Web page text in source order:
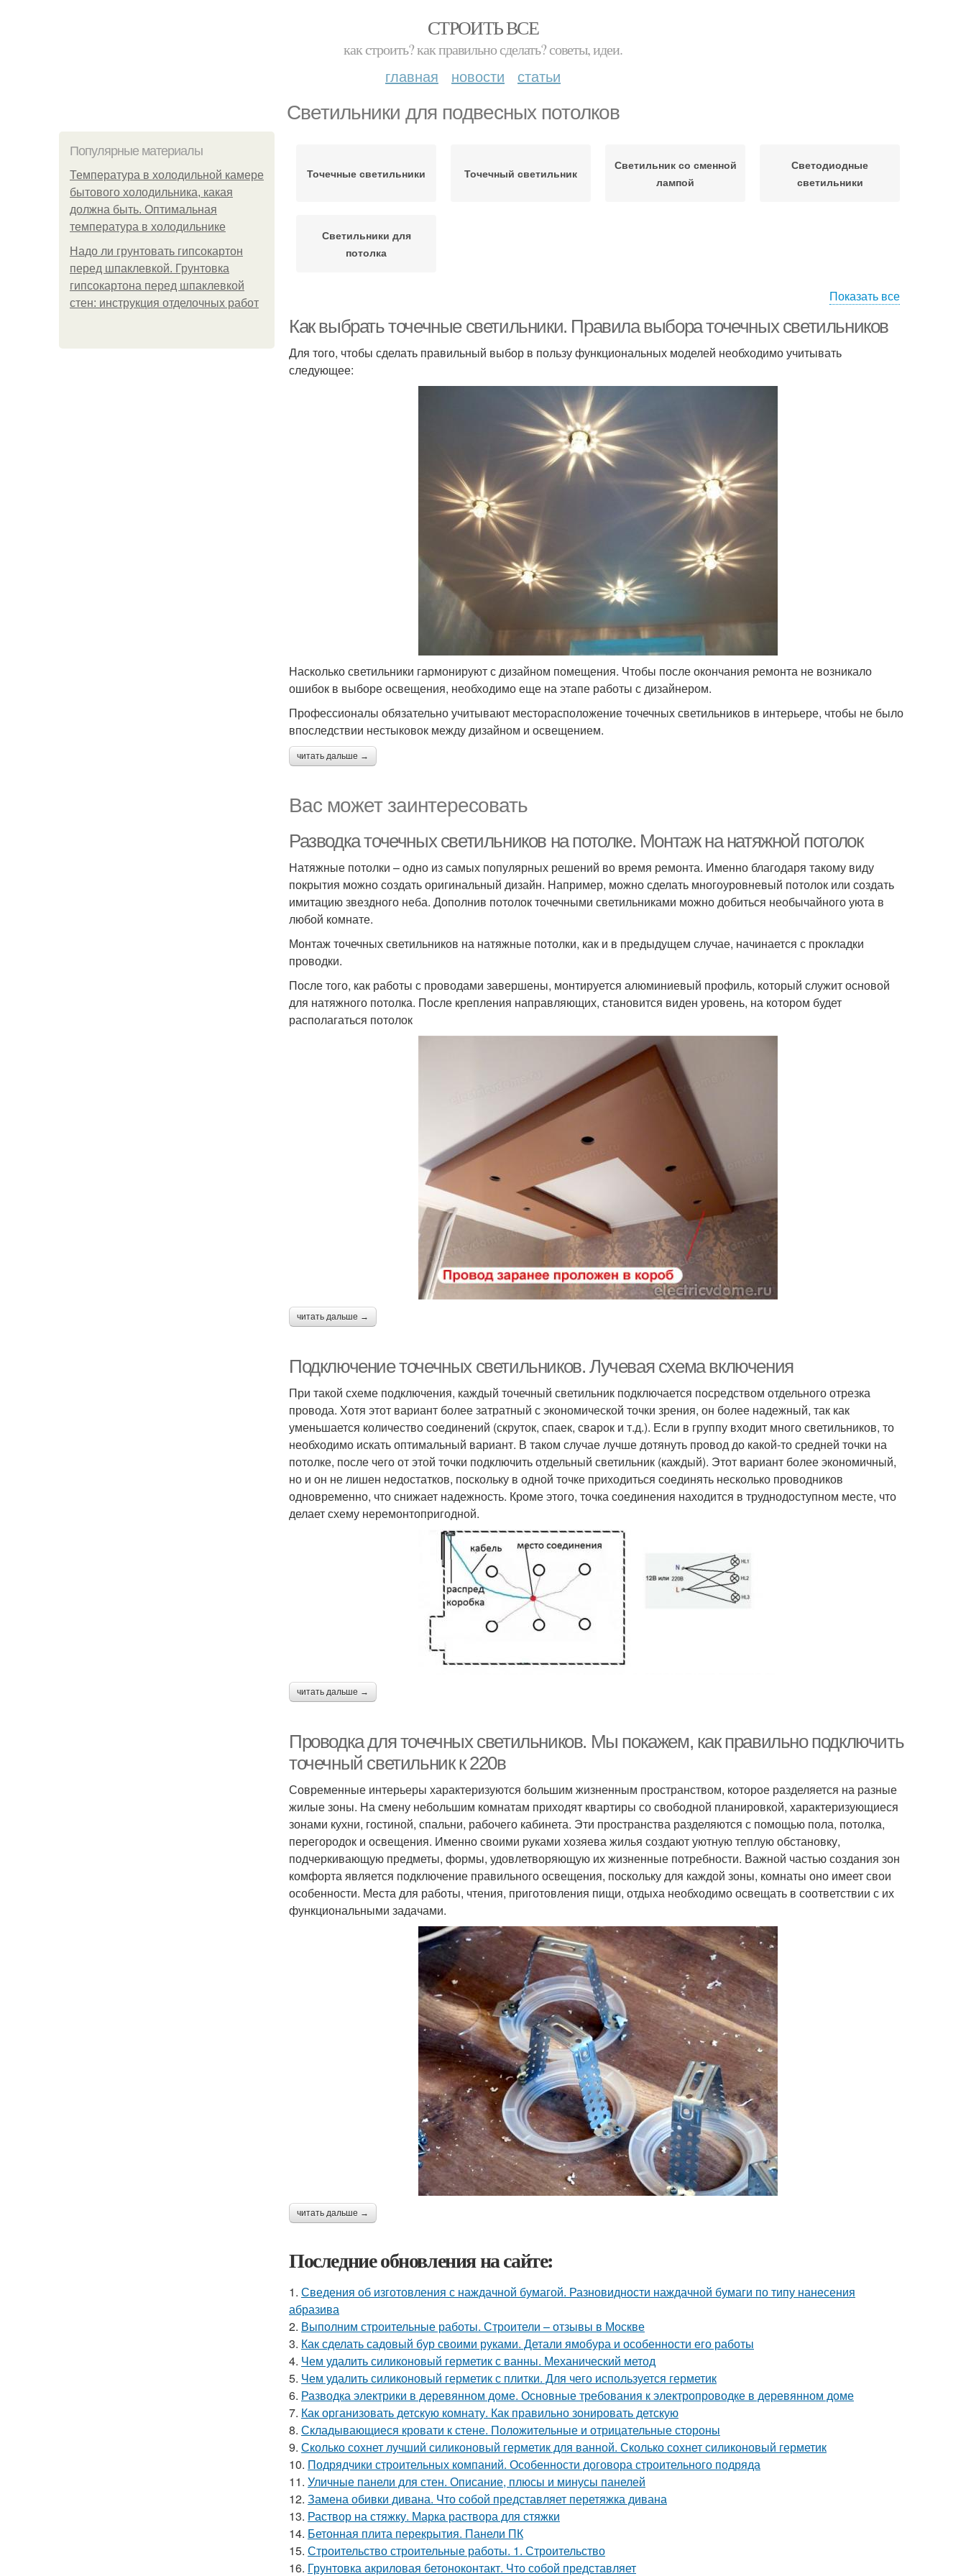
СТРОИТЬ ВСЕ
как строить? как правильно сделать? советы, идеи.
главная новости статьи
Светильники для подвесных потолков
Популярные материалы
Температура в холодильной камере
бытового холодильника, какая
должна быть. Оптимальная
температура в холодильнике
Надо ли грунтовать гипсокартон
перед шпаклевкой. Грунтовка
гипсокартона перед шпаклевкой
стен: инструкция отделочных работ
Точечные светильники Точечный светильник
Светильник со сменной
лампой
Светодиодные
светильники
Светильники для
потолка
Показать все
Как выбрать точечные светильники. Правила выбора точечных светильников
Для того, чтобы сделать правильный выбор в пользу функциональных моделей необходимо учитывать
следующее:
Насколько светильники гармонируют с дизайном помещения. Чтобы после окончания ремонта не возникало
ошибок в выборе освещения, необходимо еще на этапе работы с дизайнером.
Профессионалы обязательно учитывают месторасположение точечных светильников в интерьере, чтобы не было
впоследствии нестыковок между дизайном и освещением.
читать дальше →
Вас может заинтересовать
Разводка точечных светильников на потолке. Монтаж на натяжной потолок
Натяжные потолки – одно из самых популярных решений во время ремонта. Именно благодаря такому виду
покрытия можно создать оригинальный дизайн. Например, можно сделать многоуровневый потолок или создать
имитацию звездного неба. Дополнив потолок точечными светильниками можно добиться необычайного уюта в
любой комнате.
Монтаж точечных светильников на натяжные потолки, как и в предыдущем случае, начинается с прокладки
проводки.
После того, как работы с проводами завершены, монтируется алюминиевый профиль, который служит основой
для натяжного потолка. После крепления направляющих, становится виден уровень, на котором будет
располагаться потолок
читать дальше →
Подключение точечных светильников. Лучевая схема включения
При такой схеме подключения, каждый точечный светильник подключается посредством отдельного отрезка
провода. Хотя этот вариант более затратный с экономической точки зрения, он более надежный, так как
уменьшается количество соединений (скруток, спаек, сварок и т.д.). Если в группу входит много светильников, то
необходимо искать оптимальный вариант. В таком случае лучше дотянуть провод до какой-то средней точки на
потолке, после чего от этой точки подключить отдельный светильник (каждый). Этот вариант более экономичный,
но и он не лишен недостатков, поскольку в одной точке приходиться соединять несколько проводников
одновременно, что снижает надежность. Кроме этого, точка соединения находится в труднодоступном месте, что
делает схему неремонтопригодной.
читать дальше →
Проводка для точечных светильников. Мы покажем, как правильно подключить
точечный светильник к 220в
Современные интерьеры характеризуются большим жизненным пространством, которое разделяется на разные
жилые зоны. На смену небольшим комнатам приходят квартиры со свободной планировкой, характеризующиеся
зонами кухни, гостиной, спальни, рабочего кабинета. Эти пространства разделяются с помощью пола, потолка,
перегородок и освещения. Именно своими руками хозяева жилья создают уютную теплую обстановку,
подчеркивающую предметы, формы, удовлетворяющую их жизненные потребности. Важной частью создания зон
комфорта является подключение правильного освещения, поскольку для каждой зоны, комнаты оно имеет свои
особенности. Места для работы, чтения, приготовления пищи, отдыха необходимо освещать в соответствии с их
функциональными задачами.
читать дальше →
Последние обновления на сайте:
1. Сведения об изготовления с наждачной бумагой. Разновидности наждачной бумаги по типу нанесения
абразива
2. Выполним строительные работы. Строители – отзывы в Москве
3. Как сделать садовый бур своими руками. Детали ямобура и особенности его работы
4. Чем удалить силиконовый герметик с ванны. Механический метод
5. Чем удалить силиконовый герметик с плитки. Для чего используется герметик
6. Разводка электрики в деревянном доме. Основные требования к электропроводке в деревянном доме
7. Как организовать детскую комнату. Как правильно зонировать детскую
8. Складывающиеся кровати к стене. Положительные и отрицательные стороны
9. Сколько сохнет лучший силиконовый герметик для ванной. Сколько сохнет силиконовый герметик
10. Подрядчики строительных компаний. Особенности договора строительного подряда
11. Уличные панели для стен. Описание, плюсы и минусы панелей
12. Замена обивки дивана. Что собой представляет перетяжка дивана
13. Раствор на стяжку. Марка раствора для стяжки
14. Бетонная плита перекрытия. Панели ПК
15. Строительство строительные работы. 1. Строительство
16. Грунтовка акриловая бетоноконтакт. Что собой представляет